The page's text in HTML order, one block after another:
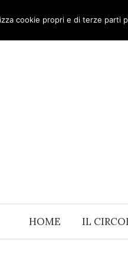
HOME IL
cookie propri e di terze parti